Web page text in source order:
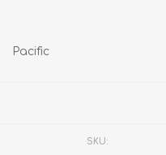
Pacific
SKU: